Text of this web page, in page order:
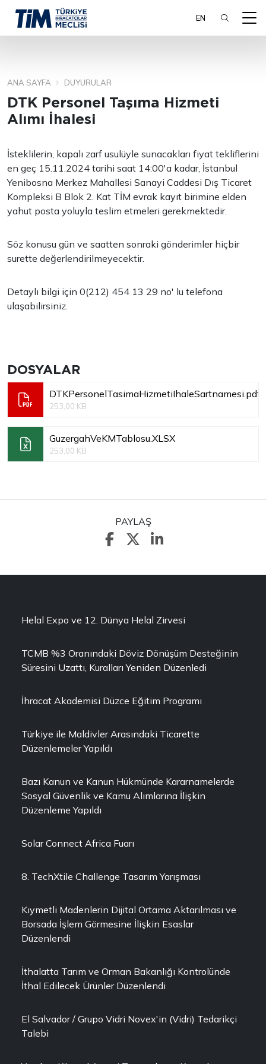
EN
ANA SAYFA DUYURULAR
DTK Personel Taşıma Hizmeti
Alımı İhalesi
İsteklilerin, kapalı zarf usulüyle sunacakları fiyat tekliflerini
en geç 15.11.2024 tarihi saat 14:00'a kadar, İstanbul
Yenibosna Merkez Mahallesi Sanayi Caddesi Dış Ticaret
Kompleksi B Blok 2. Kat TİM evrak kayıt birimine elden
yahut posta yoluyla teslim etmeleri gerekmektedir.
Söz konusu gün ve saatten sonraki gönderimler hiçbir
surette değerlendirilmeyecektir.
Detaylı bilgi için 0(212) 454 13 29 no' lu telefona
ulaşabilirsiniz.
DOSYALAR
DTKPersonelTasimaHizmetiIhaleSartnamesi.pdf
253,00 KB
GuzergahVeKMTablosu.XLSX
253,00 KB
PAYLAŞ
Helal Expo ve 12. Dünya Helal Zirvesi
TCMB %3 Oranındaki Döviz Dönüşüm Desteğinin
Süresini Uzattı, Kuralları Yeniden Düzenledi
İhracat Akademisi Düzce Eğitim Programı
Türkiye ile Maldivler Arasındaki Ticarette
Düzenlemeler Yapıldı
Bazı Kanun ve Kanun Hükmünde Kararnamelerde
Sosyal Güvenlik ve Kamu Alımlarına İlişkin
Düzenleme Yapıldı
Solar Connect Africa Fuarı
8. TechXtile Challenge Tasarım Yarışması
Kıymetli Madenlerin Dijital Ortama Aktarılması ve
Borsada İşlem Görmesine İlişkin Esaslar
Düzenlendi
İthalatta Tarım ve Orman Bakanlığı Kontrolünde
İthal Edilecek Ürünler Düzenlendi
El Salvador / Grupo Vidri Novex'in (Vidri) Tedarikçi
Talebi